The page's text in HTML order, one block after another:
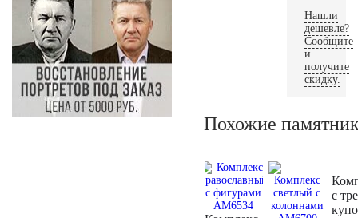
Нашли
дешевле?
Сообщите
и
получите
скидку.
Похожие
с